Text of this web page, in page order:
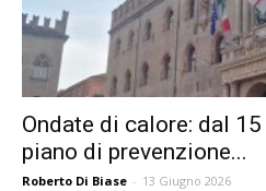
Ondate di calore: dal
piano di prevenzione...
Roberto Di Biase - 13 Giugno 2026